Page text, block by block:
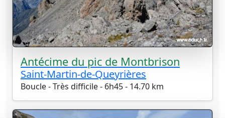
Antécime du pic de Montbrison
Saint-Martin-de-Queyrières
Boucle - Très difficile - 6h45 - 14.70 km